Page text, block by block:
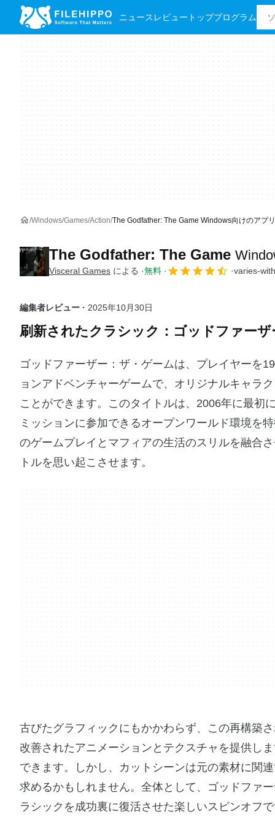
ニュース レビュー トッププログラム
Windows Games Action The Godfather: The Game Windows向けのアプ
The Godfather: The Game
Visceral Games による 無料 varies-
編集者レビュー · 2025年10月30日
刷新されたクラシック：ゴッドファー
ゴッドファーザー：ザ・ゲームは、プレイヤーを
ョンアドベンチャーゲームで、オリジナルキャラ
ことができます。このタイトルは、2006年に最初
ミッションに参加できるオープンワールド環境を
のゲームプレイとマフィアの生活のスリルを融合
トルを思い起こさせます。
古びたグラフィックにもかかわらず、この再構築
改善されたアニメーションとテクスチャを提供し
できます。しかし、カットシーンは元の素材に関
求めるかもしれません。全体として、ゴッドファ
ラシックを成功裏に復活させた楽しいスピンオフ